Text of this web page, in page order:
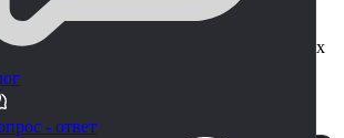
- ответ
для деревьев и наборы LOD для других
сцена для презентации
/Премиум